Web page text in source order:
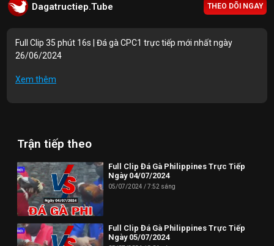
Dagatructiep.Tube THEO DÕI NGAY
Full Clip 35 phút 16s | Đá gà CPC1 trực tiếp mới nhất ngày
26/06/2024
Mục lục Video:
13:27 | Trận 3: A.Tân B.Tre 3100g vs A.Tuấn H.Môn 3100g
17:10 | Trận 4: A.Minh S.Trăng 3400g vs A.Danh V.Lộc 3400g
22:46 | Trận 5: A.Tân Inox 3000g vs A.Tư 3000g
Thông tin liên hệ:
Website: https://dagatructiep.tube/
Xem thêm
Trận tiếp theo
Full Clip Đá Gà Philippines Trực Tiếp
Ngày 04/07/2024
05/07/2024 7:52 sáng
Full Clip Đá Gà Philippines Trực Tiếp
Ngày 05/07/2024